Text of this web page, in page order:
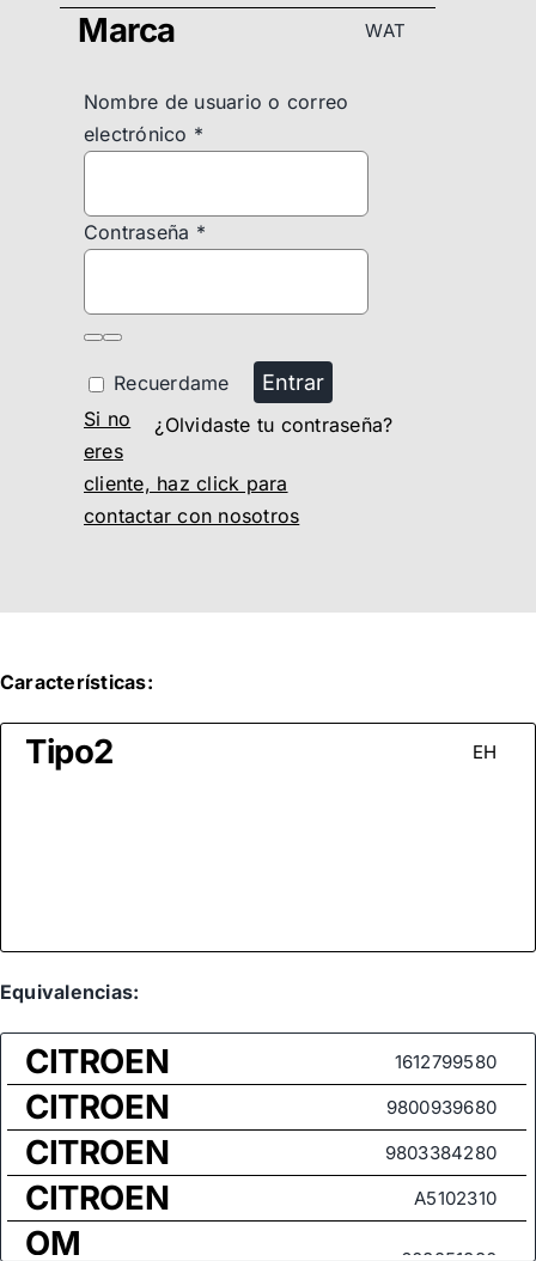
Marca WAT
Nombre de usuario o correo
electrónico *
Contraseña *
Recuerdame Entrar
¿Olvidaste tu contraseña?
Si no
eres
cliente, haz click para
contactar con nosotros
Características:
Tipo2 EH
Equivalencias:
CITROEN 1612799580
CITROEN 9800939680
CITROEN 9803384280
CITROEN A5102310
OM